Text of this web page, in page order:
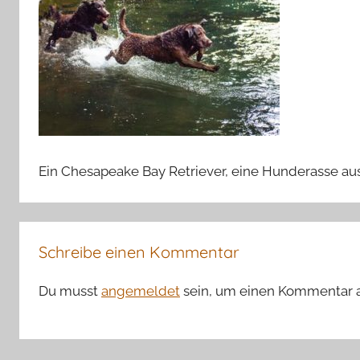
Ein Chesapeake Bay Retriever, eine Hunderasse
Schreibe einen Kommentar
Du musst angemeldet sein, um einen Kommentar